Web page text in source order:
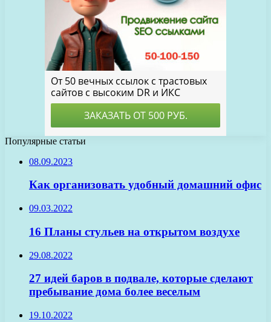
Популярные статьи
08.09.2023
Как организовать удобный домашний офис
09.03.2022
16 Планы стульев на открытом воздухе
29.08.2022
27 идей баров в подвале, которые сделают
пребывание дома более веселым
19.10.2022